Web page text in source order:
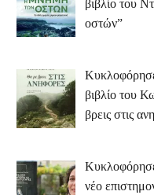
βιβλίο του
οστών”
βιβλίο του
βρεις στις
νέο